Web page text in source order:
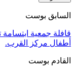
السابق بوست
قافلة جمعية
أطفال مركز القرب.
القادم بوست